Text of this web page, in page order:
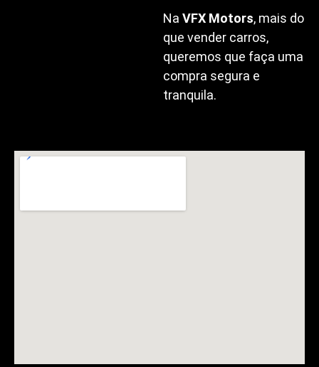
NaVFX Motors, mais do
que vender carros,
queremos que faça uma
compra segura e
tranquila.